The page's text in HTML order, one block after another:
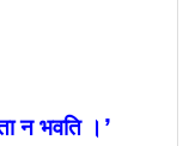
न भवति ।’